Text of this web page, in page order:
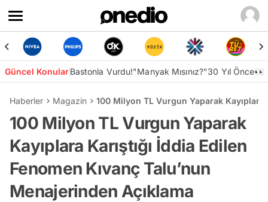
Güncel KonularBastonla Vurdu!"Manyak Mısınız?"30 Yıl Önce👀
Haberler Magazin 100 Milyon TL Vurgun Yaparak Kayıplara
100 Milyon TL Vurgun Yaparak
Kayıplara Karıştığı İddia Edilen
Fenomen Kıvanç Talu’nun
Menajerinden Açıklama